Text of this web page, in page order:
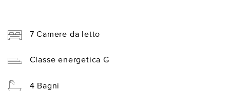
7 Camere da letto
Classe energetica G
4 Bagni